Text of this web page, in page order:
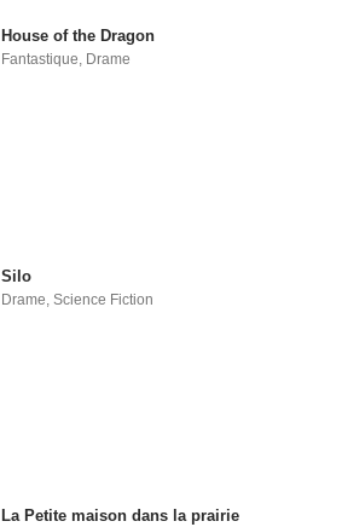
House of the Dragon
Fantastique, Drame
Silo
Drame ,Science Fiction
La Petite maison dans la prairie